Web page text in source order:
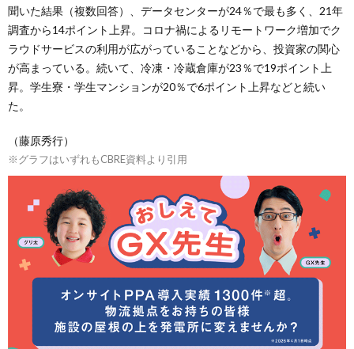
聞いた結果（複数回答）、データセンターが24％で最も多く、21年
調査から14ポイント上昇。コロナ禍によるリモートワーク増加でク
ラウドサービスの利用が広がっていることなどから、投資家の関心
が高まっている。続いて、冷凍・冷蔵倉庫が23％で19ポイント上
昇。学生寮・学生マンションが20％で6ポイント上昇などと続い
た。
（藤原秀行）
※グラフはいずれもCBRE資料より引用